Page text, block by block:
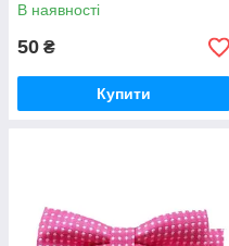
В наявності
50 ₴
Купити